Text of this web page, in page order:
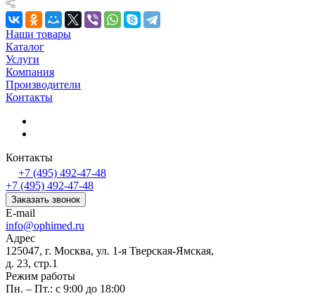
Наши товары
Каталог
Услуги
Компания
Производители
Контакты
Контакты
+7 (495) 492-47-48
+7 (495) 492-47-48
Заказать звонок
E-mail
info@ophimed.ru
Адрес
125047, г. Москва, ул. 1-я Тверская-Ямская,
д. 23, стр.1
Режим работы
Пн. – Пт.: с 9:00 до 18:00